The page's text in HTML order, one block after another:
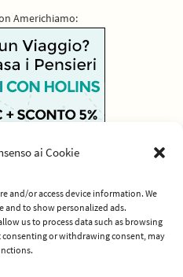
ai Cookie
and/or access device information. We
and to show personalized ads.
us to process data such as browsing
or withdrawing consent, may
Americhiamo: